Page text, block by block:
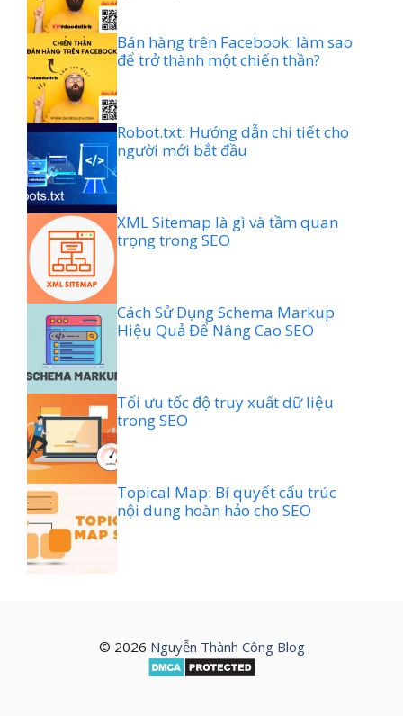
Bán hàng trên Facebook: làm sao
để trở thành một chiến thần?
Robot.txt: Hướng dẫn chi tiết cho
người mới bắt đầu
XML Sitemap là gì và tầm quan
trọng trong SEO
Cách Sử Dụng Schema Markup
Hiệu Quả Để Nâng Cao SEO
Tối ưu tốc độ truy xuất dữ liệu
trong SEO
Topical Map: Bí quyết cấu trúc
nội dung hoàn hảo cho SEO
© 2026 Nguyễn Thành Công Blog